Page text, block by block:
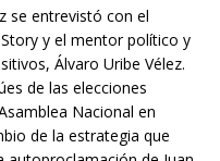
se entrevistó con el
y el mentor político y
Álvaro Uribe Vélez.
de las elecciones
Nacional en
de la estrategia que